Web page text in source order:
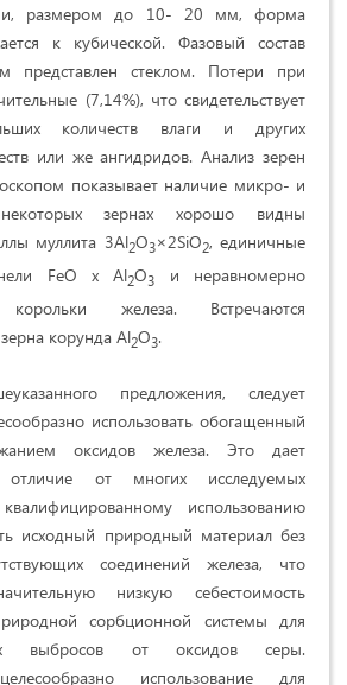
размером до 10- 20 мм, форма
к кубической. Фазовый состав
представлен стеклом. Потери при
(7,14%), что свидетельствует
количеств влаги и других
или же ангидридов. Анализ зерен
показывает наличие микро- и
зернах хорошо видны
муллита 3Al2O3×2SiO2, единичные
FeO х Al2O3
и неравномерно
корольки железа. Встречаются
корунда Al2O3.
предложения, следует
использовать обогащенный
оксидов железа. Это дает
от многих исследуемых
использованию
исходный природный материал без
соединений железа, что
низкую себестоимость
сорбционной системы для
выбросов от оксидов серы.
использование для